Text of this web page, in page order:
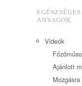
ANYAGOK
Videók
Ajánlott